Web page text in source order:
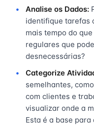
Analise os Dados:
identifique tarefas
mais tempo do
regulares que
desnecessárias?
Categorize
semelhantes,
com clientes e
visualizar onde a
Esta é a base